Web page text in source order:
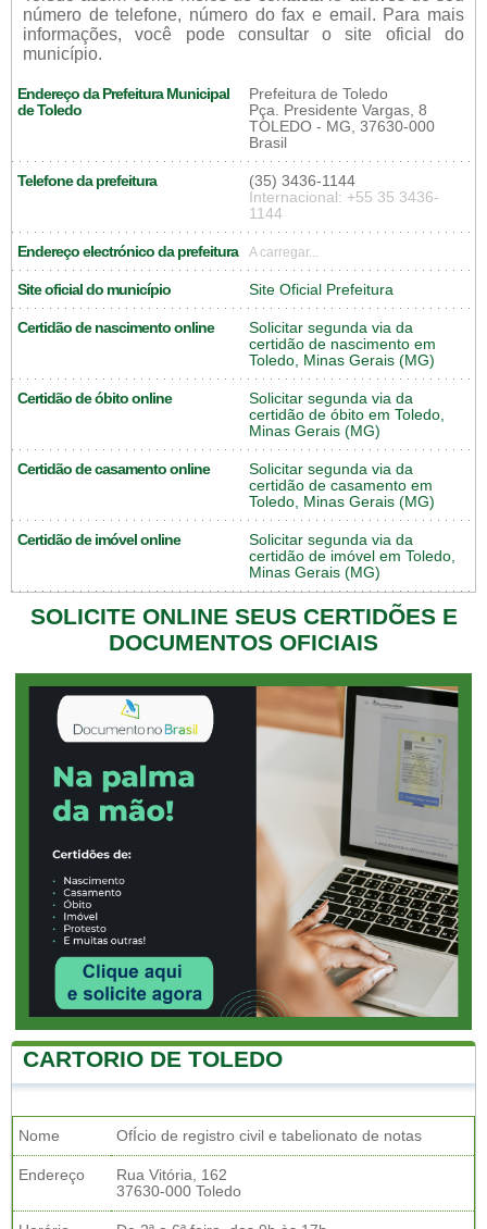
número de telefone, número do fax e email. Para mais
informações, você pode consultar o site oficial do
município.
Endereço da Prefeitura Municipal
de Toledo
Prefeitura de Toledo
Pça. Presidente Vargas, 8
TOLEDO - MG, 37630-000
Brasil
Telefone da prefeitura
(35) 3436-1144
Internacional: +55 35 3436-
1144
Endereço electrónico da prefeitura A carregar...
Site oficial do município Site Oficial Prefeitura
Certidão de nascimento online
Solicitar segunda via da
certidão de nascimento em
Toledo, Minas Gerais (MG)
Certidão de óbito online
Solicitar segunda via da
certidão de óbito em Toledo,
Minas Gerais (MG)
Certidão de casamento online
Solicitar segunda via da
certidão de casamento em
Toledo, Minas Gerais (MG)
Certidão de imóvel online
Solicitar segunda via da
certidão de imóvel em Toledo,
Minas Gerais (MG)
SOLICITE ONLINE SEUS CERTIDÕES E
DOCUMENTOS OFICIAIS
CARTORIO DE TOLEDO
Nome OfÍcio de registro civil e tabelionato de notas
Endereço
Rua Vitória, 162
37630-000 Toledo